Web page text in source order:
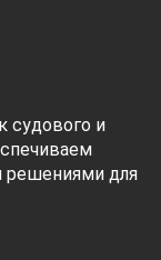
судового и
решениями для